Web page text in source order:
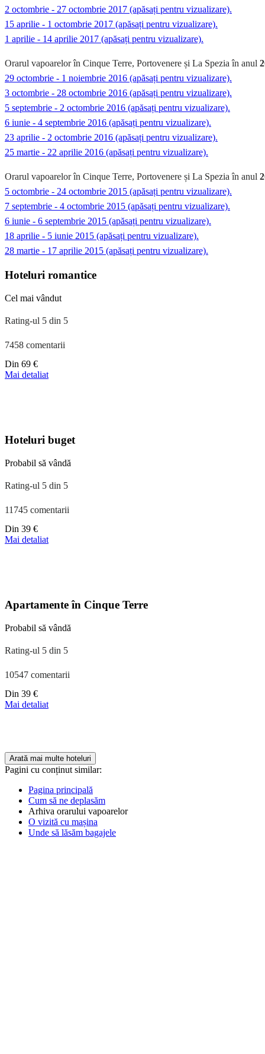
2 octombrie - 27 octombrie 2017 (apăsați pentru vizualizare).
15 aprilie - 1 octombrie 2017 (apăsați pentru vizualizare).
1 aprilie - 14 aprilie 2017 (apăsați pentru vizualizare).
Orarul vapoarelor în Cinque Terre, Portovenere și La Spezia în anul
29 octombrie - 1 noiembrie 2016 (apăsați pentru vizualizare).
3 octombrie - 28 octombrie 2016 (apăsați pentru vizualizare).
5 septembrie - 2 octombrie 2016 (apăsați pentru vizualizare).
6 iunie - 4 septembrie 2016 (apăsați pentru vizualizare).
23 aprilie - 2 octombrie 2016 (apăsați pentru vizualizare).
25 martie - 22 aprilie 2016 (apăsați pentru vizualizare).
Orarul vapoarelor în Cinque Terre, Portovenere și La Spezia în anul
5 octombrie - 24 octombrie 2015 (apăsați pentru vizualizare).
7 septembrie - 4 octombrie 2015 (apăsați pentru vizualizare).
6 iunie - 6 septembrie 2015 (apăsați pentru vizualizare).
18 aprilie - 5 iunie 2015 (apăsați pentru vizualizare).
28 martie - 17 aprilie 2015 (apăsați pentru vizualizare).
Hoteluri romantice
Cel mai vândut
Rating-ul 5 din 5
7458 comentarii
Preț
începând
Din 69 €
Mai detaliat
Hoteluri buget
Probabil să vândă
Rating-ul 5 din 5
11745 comentarii
Preț
începând
Din 39 €
Mai detaliat
Apartamente în Cinque Terre
Probabil să vândă
Rating-ul 5 din 5
10547 comentarii
Preț
începând
Din 39 €
Mai detaliat
Arată mai multe hoteluri
Pagini cu conținut similar:
Pagina principală
Cum să ne deplasăm
Arhiva orarului vapoarelor
O vizită cu mașina
Unde să lăsăm bagajele